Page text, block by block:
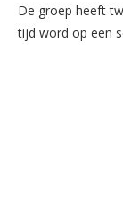
De groep heeft
tijd word op een